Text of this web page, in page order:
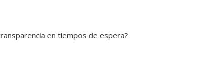
en tiempos de espera?